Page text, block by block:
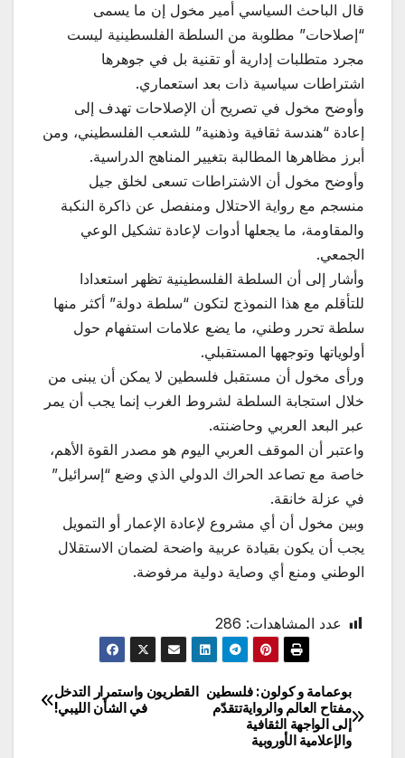
قال الباحث السياسي أمير مخول إن ما يسمى
“إصلاحات” مطلوبة من السلطة الفلسطينية ليست
مجرد متطلبات إدارية أو تقنية بل في جوهرها
اشتراطات سياسية ذات بعد استعماري.
وأوضح مخول في تصريح أن الإصلاحات تهدف إلى
إعادة “هندسة ثقافية وذهنية” للشعب الفلسطيني، ومن
أبرز مظاهرها المطالبة بتغيير المناهج الدراسية.
وأوضح مخول أن الاشتراطات تسعى لخلق جيل
منسجم مع رواية الاحتلال ومنفصل عن ذاكرة النكبة
والمقاومة، ما يجعلها أدوات لإعادة تشكيل الوعي
الجمعي.
وأشار إلى أن السلطة الفلسطينية تظهر استعدادا
للتأقلم مع هذا النموذج لتكون “سلطة دولة” أكثر منها
سلطة تحرر وطني، ما يضع علامات استفهام حول
أولوياتها وتوجهها المستقبلي.
ورأى مخول أن مستقبل فلسطين لا يمكن أن يبنى من
خلال استجابة السلطة لشروط الغرب إنما يجب أن يمر
عبر البعد العربي وحاضنته.
واعتبر أن الموقف العربي اليوم هو مصدر القوة الأهم،
خاصة مع تصاعد الحراك الدولي الذي وضع “إسرائيل”
في عزلة خانقة.
وبين مخول أن أي مشروع لإعادة الإعمار أو التمويل
يجب أن يكون بقيادة عربية واضحة لضمان الاستقلال
الوطني ومنع أي وصاية دولية مرفوضة.
عدد المشاهدات: 286
تصفّح
المقالات
القطريون واستمرار التدخل
في الشأن الليبي!
بوعمامة و كولون: فلسطين
مفتاح العالم والروايةتتقدّم
إلى الواجهة الثقافية
والإعلامية الأوروبية